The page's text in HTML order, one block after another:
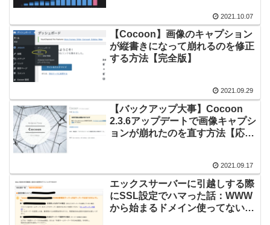
2021.10.07
【Cocoon】画像のキャプション
が縦書きになって崩れるのを修正
する方法【完全版】
2021.09.29
【バックアップ大事】Cocoon
2.3.6アップデートで画像キャプシ
ョンが崩れたのを直す方法【応急
2021.09.17
エックスサーバーに引越しする際
にSSL設定でハマった話：WWW
から始まるドメイン使ってないの